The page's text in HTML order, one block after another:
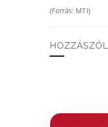
(Forrás: MTI)